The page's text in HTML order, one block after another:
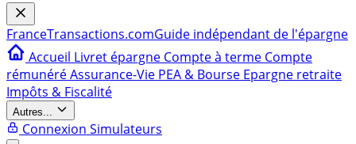
FranceTransactions.comGuide indépendant de l'épargne
Accueil Livret épargne Compte à terme Compte
rémunéréAssurance-Vie PEA & Bourse Epargne retraite
Impôts & Fiscalité
Autres...
Connexion Simulateurs